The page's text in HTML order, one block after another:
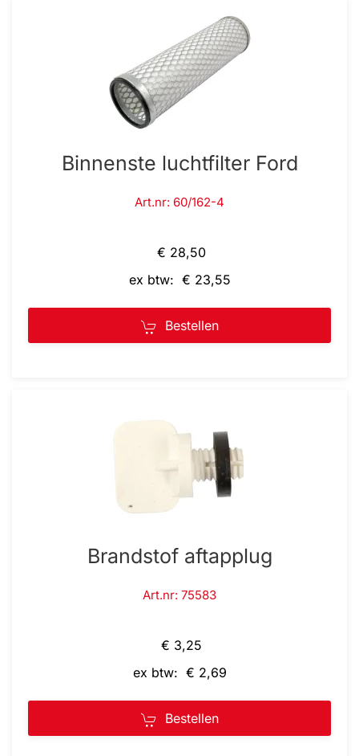
Binnenste luchtfilter Ford
Art.nr: 60/162-4
€ 28,50
ex btw: € 23,55
Bestellen
Brandstof aftapplug
Art.nr: 75583
€ 3,25
ex btw: € 2,69
Bestellen